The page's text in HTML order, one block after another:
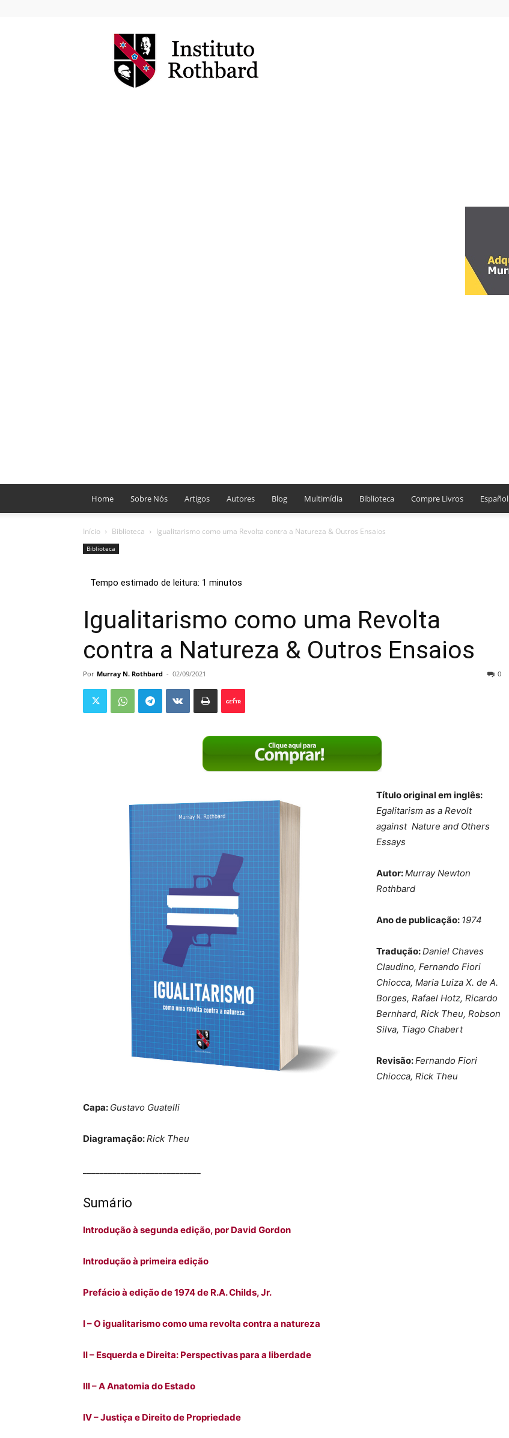
Instituto
Rothbard
Brasil
Home Sobre Nós Artigos Autores Blog Multimídia Biblioteca Compre Livros Español
Início Biblioteca Igualitarismo como uma Revolta contra a Natureza & Outros Ensaios
Biblioteca
Igualitarismo como uma Revolta
contra a Natureza & Outros Ensaios
Por Murray N. Rothbard - 02/09/2021 0
Título original em inglês:
Egalitarism as a Revolt
against Nature and Others
Essays
Autor:Murray Newton
Rothbard
Ano de publicação: 1974
Tradução:Daniel Chaves
Claudino, Fernando Fiori
Chiocca, Maria Luiza X. de A.
Borges, Rafael Hotz, Ricardo
Bernhard, Rick Theu, Robson
Silva, Tiago Chabert
Revisão:Fernando Fiori
Chiocca, Rick Theu
Capa: Gustavo Guatelli
Diagramação:Rick Theu
Sumário
Introdução à segunda edição, por David Gordon
Introdução à primeira edição
Prefácio à edição de 1974 de R.A. Childs, Jr.
I – O igualitarismo como uma revolta contra a natureza
II – Esquerda e Direita: Perspectivas para a liberdade
III – A Anatomia do Estado
IV – Justiça e Direito de Propriedade